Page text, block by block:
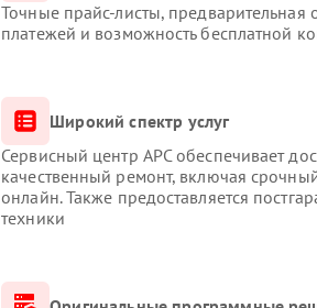
Точные прайс-листы, предварительная
платежей и возможность бесплатной
Широкий спектр услуг
Сервисный центр APC обеспечивает
качественный ремонт, включая
онлайн. Также предоставляется
техники